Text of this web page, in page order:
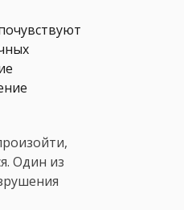
Один из